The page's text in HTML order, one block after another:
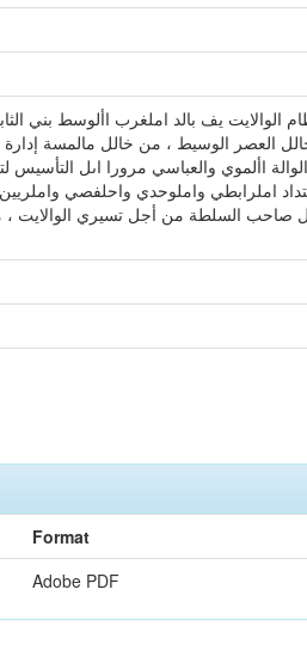
الوالايت يف بالد املغرب األوسط بني
العصر الوسيط ، من خالل مالمسة
األموي والعباسي مرورا اىل
املرابطي واملوحدي واحلفصي
صاحب السلطة من أجل تسيري الوالايت ،
Format
Adobe PDF